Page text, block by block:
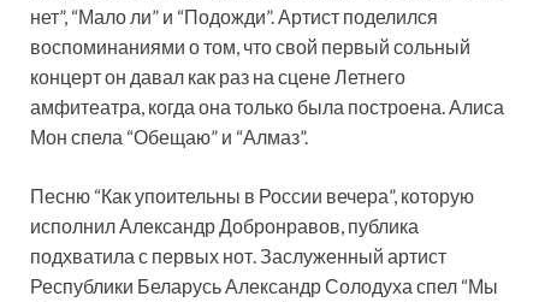
нет”, “Мало ли” и “Подожди”. Артист поделился
воспоминаниями о том, что свой первый сольный
концерт он давал как раз на сцене Летнего
амфитеатра, когда она только была построена. Алиса
Мон спела “Обещаю” и “Алмаз”.
Песню “Как упоительны в России вечера”, которую
исполнил Александр Добронравов, публика
подхватила с первых нот. Заслуженный артист
Республики Беларусь Александр Солодуха спел “Мы